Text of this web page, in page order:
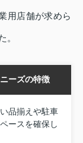
用店舗が求めら
。
ニーズの特徴
品揃えや駐車
ースを確保し